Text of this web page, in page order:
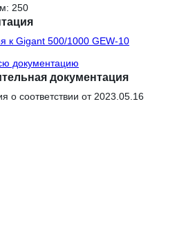
250
к Gigant 500/1000 GEW-10
документацию
документация
о соответствии от 2023.05.16